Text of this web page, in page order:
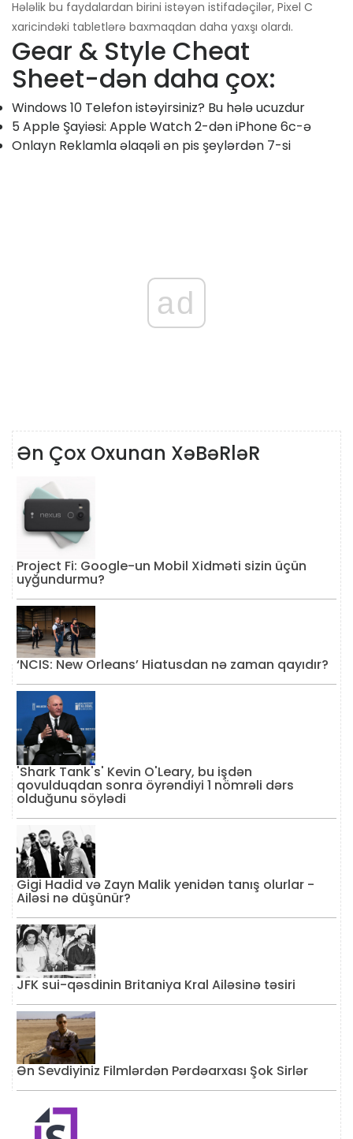
Hələlik bu faydalardan birini istəyən istifadəçilər, Pixel C
xaricindəki tabletlərə baxmaqdan daha yaxşı olardı.
Gear & Style Cheat
Sheet-dən daha çox:
Windows 10 Telefon istəyirsiniz? Bu hələ ucuzdur
5 Apple Şayiəsi: Apple Watch 2-dən iPhone 6c-ə
Onlayn Reklamla əlaqəli ən pis şeylərdən 7-si
ad
Ən Çox Oxunan XəBəRləR
Project Fi: Google-un Mobil Xidməti sizin üçün
uyğundurmu?
‘NCIS: New Orleans’ Hiatusdan nə zaman qayıdır?
'Shark Tank's' Kevin O'Leary, bu işdən
qovulduqdan sonra öyrəndiyi 1 nömrəli dərs
olduğunu söylədi
Gigi Hadid və Zayn Malik yenidən tanış olurlar -
Ailəsi nə düşünür?
JFK sui-qəsdinin Britaniya Kral Ailəsinə təsiri
Ən Sevdiyiniz Filmlərdən Pərdəarxası Şok Sirlər